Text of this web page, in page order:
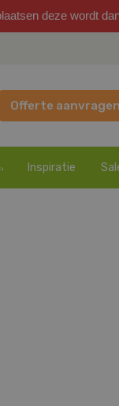
deze wordt
Offerte aanvragen
Inspiratie